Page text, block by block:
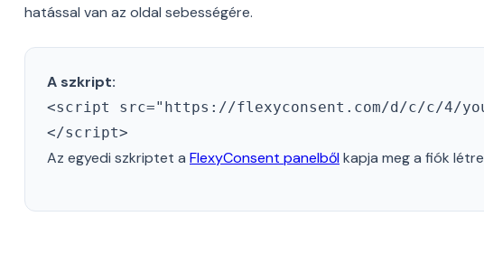
hatással van az oldal sebességére.
A szkript:
<script src="https://flexyconsent.com/d/c/c/4/
</script>
Az egyedi szkriptet a FlexyConsent panelbőlkapja meg a fiók